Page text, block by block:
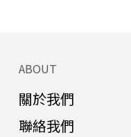
ABOUT
關於我們
聯絡我們